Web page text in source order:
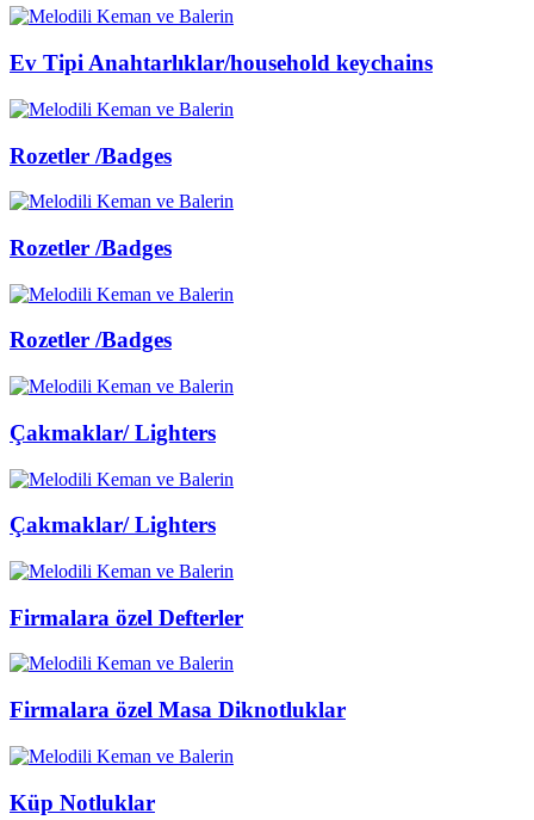
Ev Tipi Anahtarlıklar/household keychains
Rozetler /Badges
Rozetler /Badges
Rozetler /Badges
Çakmaklar/ Lighters
Çakmaklar/ Lighters
Firmalara özel Defterler
Firmalara özel Masa Diknotluklar
Küp Notluklar